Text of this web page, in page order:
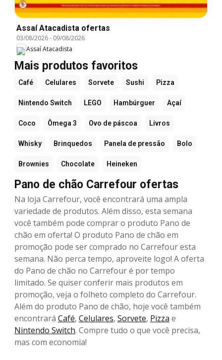
Assaí Atacadista ofertas
03/08/2026- 09/08/2026
Assaí Atacadista
Mais produtos favoritos
Café Celulares Sorvete Sushi Pizza
Nintendo Switch LEGO Hambúrguer Açaí
Coco Ômega 3 Ovo de páscoa Livros
Whisky Brinquedos Panela de pressão Bolo
Brownies Chocolate Heineken
Pano de chão Carrefour ofertas
Na loja Carrefour, você encontrará uma ampla
variedade de produtos. Além disso, esta semana
você também pode comprar o produto Pano de
chão em oferta! O produto Pano de chão em
promoção pode ser comprado no Carrefour esta
semana. Não perca tempo, aproveite logo! A oferta
do Pano de chão no Carrefour é por tempo
limitado. Se quiser conferir mais produtos em
promoção, veja o folheto completo do Carrefour.
Além do produto Pano de chão, hoje você também
encontrará Café, Celulares, Sorvete, Pizza e
Nintendo Switch. Compre tudo o que você precisa,
mas com economia!